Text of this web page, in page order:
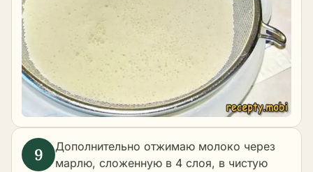
Дополнительно отжимаю молоко через
марлю, сложенную в 4 слоя, в чистую